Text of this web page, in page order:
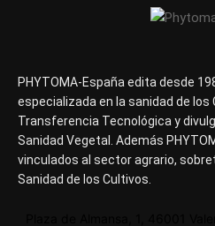
PHYTOMA-España edita desde
especializada en la sanidad de
Transferencia Tecnológica y
Sanidad Vegetal. Además
vinculados al sector agrario,
Sanidad de los Cultivos.